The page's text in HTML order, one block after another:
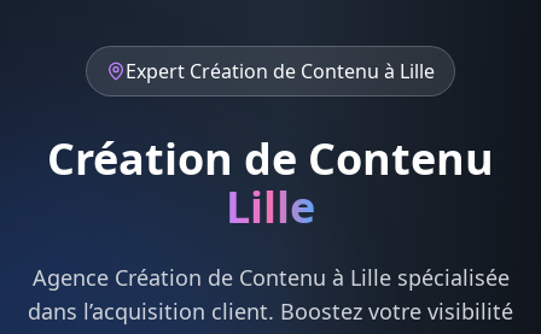
Expert Création de Contenu à Lille
Création de Contenu
Lille
Agence Création de Contenu à Lillespécialisée
dans l’acquisition client. Boostez votre visibilité